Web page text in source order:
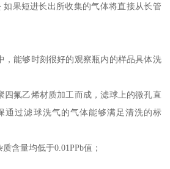
果短进长出所收集的气体将直接从长管
，能够时刻很好的观察瓶内的样品具体洗
四氟乙烯材质加工而成，滤球上的微孔直
通过滤球洗气的气体能够满足清洗的标
含量均低于0.01PPb值；